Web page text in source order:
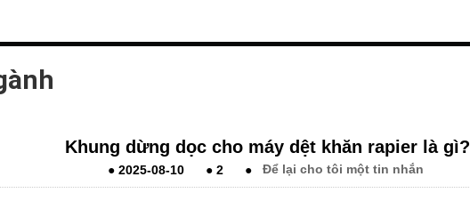
Khung dừng dọc cho máy dệt khăn rapier là gì?
● 2025-08-10 ● 2 ● Để lại cho tôi một tin nhắn